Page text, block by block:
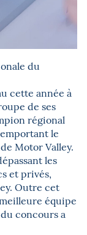
du
cette année à
de ses
régional
le
Motor Valley.
les
et privés,
Outre cet
équipe
concours a